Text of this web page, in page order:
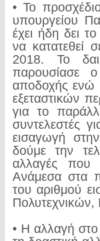
• Το
υπουργείου
έχει ήδη δει
να κατατεθεί
2018. Το
παρουσίασε
αποδοχής ενώ
εξεταστικών
για το
συντελεστές
εισαγωγή
δούμε την
αλλαγές που
Ανάμεσα στα
του αριθμού
Πολυτεχνικών,
• Η αλλαγή